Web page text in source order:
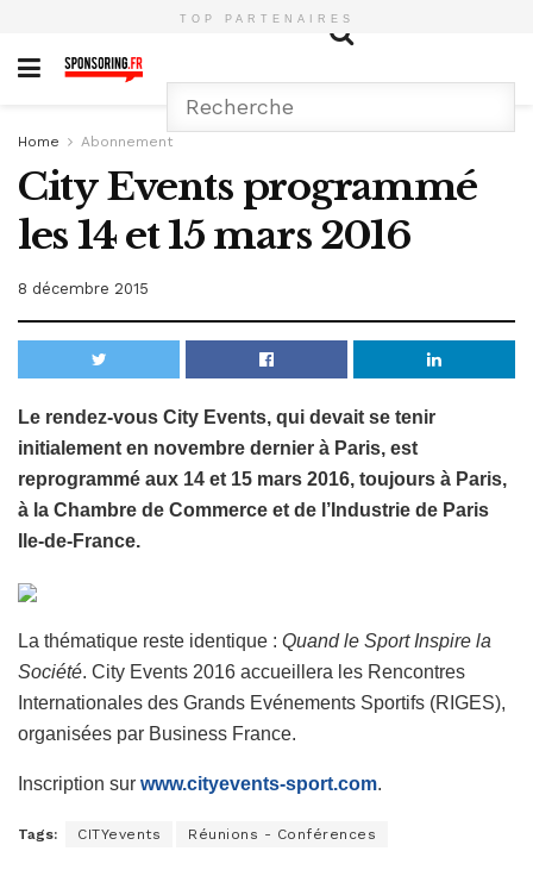
TOP PARTENAIRES
Home Abonnement
City Events programmé
les 14 et 15 mars 2016
8 décembre 2015
Le rendez-vous City Events, qui devait se tenir
initialement en novembre dernier à Paris, est
reprogrammé aux 14 et 15 mars 2016, toujours à Paris,
à la Chambre de Commerce et de l’Industrie de Paris
Ile-de-France.
La thématique reste identique : Quand le Sport Inspire la
Société. City Events 2016 accueillera les Rencontres
Internationales des Grands Evénements Sportifs (RIGES),
organisées par Business France.
Inscription sur www.cityevents-sport.com.
Tags: CITYevents Réunions - Conférences